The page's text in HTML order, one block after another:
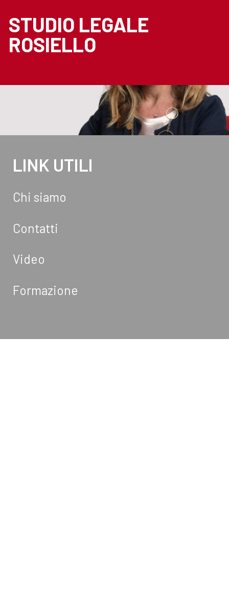
STUDIO LEGALE
ROSIELLO
LINK UTILI
Chi siamo
Contatti
Video
Formazione